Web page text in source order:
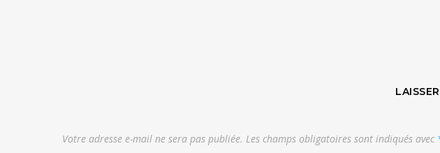
Votre adresse e-mail ne sera pas publiée. Les champs obligatoires sont indiqués avec